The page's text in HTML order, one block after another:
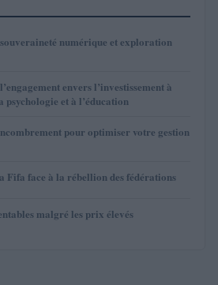
numérique et exploration
envers l’investissement à
psychologie et à l’éducation
pour optimiser votre gestion
Fifa face à la rébellion des fédérations
malgré les prix élevés